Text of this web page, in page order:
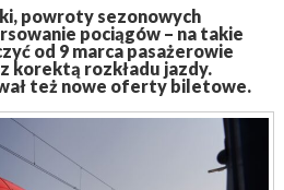
powroty sezonowych
pociągów – na takie
od 9 marca pasażerowie
korektą rozkładu jazdy.
też nowe oferty biletowe.